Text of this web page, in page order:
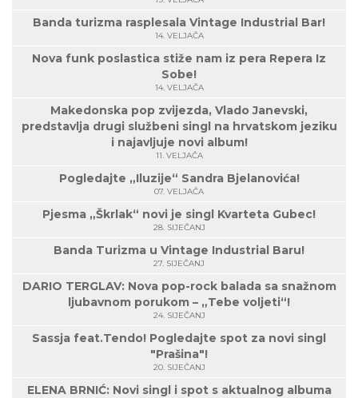
Banda turizma rasplesala Vintage Industrial Bar!
14. VELJAČA
Nova funk poslastica stiže nam iz pera Repera Iz
Sobe!
14. VELJAČA
Makedonska pop zvijezda, Vlado Janevski,
predstavlja drugi službeni singl na hrvatskom jeziku
i najavljuje novi album!
11. VELJAČA
Pogledajte „Iluzije“ Sandra Bjelanovića!
07. VELJAČA
Pjesma „Škrlak“ novi je singl Kvarteta Gubec!
28. SIJEČANJ
Banda Turizma u Vintage Industrial Baru!
27. SIJEČANJ
DARIO TERGLAV: Nova pop-rock balada sa snažnom
ljubavnom porukom – „Tebe voljeti“!
24. SIJEČANJ
Sassja feat.Tendo! Pogledajte spot za novi singl
"Prašina"!
20. SIJEČANJ
ELENA BRNIĆ: Novi singl i spot s aktualnog albuma